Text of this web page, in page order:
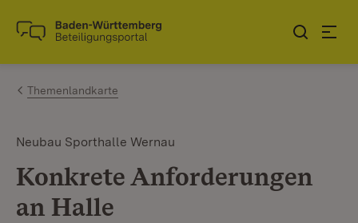
Zum Inhalt springen
Link zur Startseite
Themenlandkarte
Neubau Sporthalle Wernau
Konkrete Anforderungen
an Halle